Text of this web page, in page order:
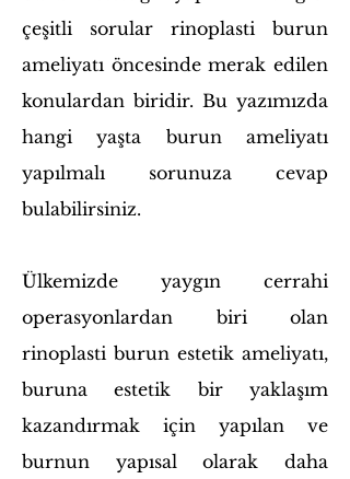
çeşitli sorular rinoplasti burun
ameliyatı öncesinde merak edilen
konulardan biridir. Bu yazımızda
hangi yaşta burun ameliyatı
yapılmalı sorunuza cevap
bulabilirsiniz.
Ülkemizde yaygın cerrahi
operasyonlardan biri olan
rinoplasti burun estetik ameliyatı,
buruna estetik bir yaklaşım
kazandırmak için yapılan ve
burnun yapısal olarak daha